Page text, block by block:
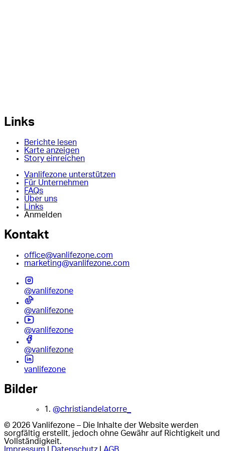
Links
Berichte lesen
Karte anzeigen
Story einreichen
Vanlifezone unterstützen
Für Unternehmen
FAQs
Über uns
Links
Anmelden
Kontakt
office@vanlifezone.com
marketing@vanlifezone.com
@vanlifezone
@vanlifezone
@vanlifezone
@vanlifezone
vanlifezone
Bilder
1. @christiandelatorre_
© 2026 Vanlifezone – Die Inhalte der Website werden
sorgfältig erstellt, jedoch ohne Gewähr auf Richtigkeit und
Vollständigkeit.